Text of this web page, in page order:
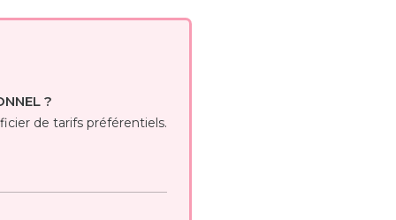
?
de tarifs préférentiels.